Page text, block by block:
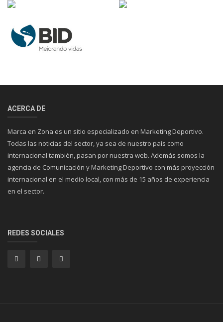
ACERCA DE
Marca en Zona es un sitio especializado en Marketing Deportivo.
Todas las noticias del sector, ya sea de nuestro país como
internacional también, pasan por nuestra web. Además somos la
agencia de Comunicación y Marketing Deportivo con más proyección
internacional en el medio local, con más de 15 años de experiencia
en el sector.
REDES SOCIALES